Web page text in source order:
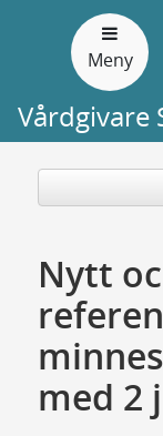
Meny
Vårdgivare
Nytt
med 2